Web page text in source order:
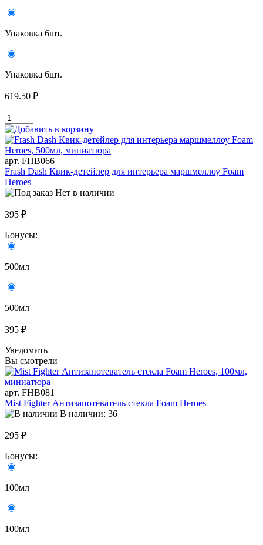
Упаковка 6шт.
Упаковка 6шт.
619.50 ₽
арт. FHB066
Frash Dash Квик-детейлер для интерьера маршмеллоу Foam
Heroes
Нет в наличии
395 ₽
Бонусы:
500мл
500мл
395 ₽
Уведомить
Вы смотрели
арт. FHB081
Mist Fighter Антизапотеватель стекла Foam Heroes
В наличии: 36
295 ₽
Бонусы:
100мл
100мл